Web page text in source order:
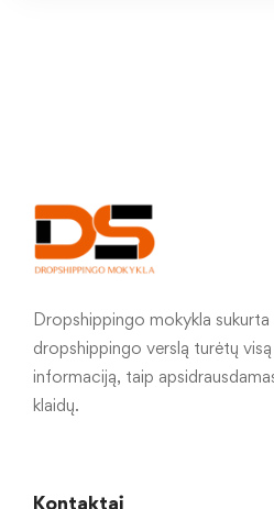
Dropshippingo mokykla
dropshippingo verslą turėtų visą
informaciją, taip
klaidų.
Kontaktai